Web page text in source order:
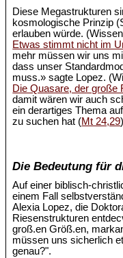
Diese Megastrukturen
kosmologische Prinzip
erlauben würde.
Etwas stimmt nicht im
mehr müssen wir uns
dass unser
muss.» sagte Lopez.
Die Quasare, der große
damit wären wir auch
ein derartiges Thema
zu suchen hat (Mt 24,29
Die Bedeutung für
Auf einer biblisch-
einem Fall
Alexia Lopez, die
Riesenstrukturen
groß.en Größ.en,
müssen uns sicherlich
genau?".